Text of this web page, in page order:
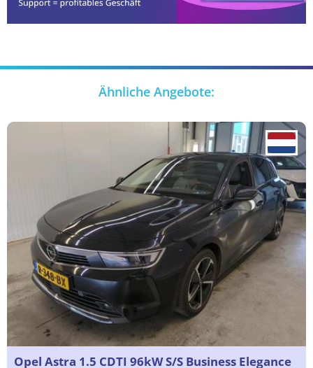
Ähnliche Angebote:
Opel Astra 1.5 CDTI 96kW S/S Business Elegance